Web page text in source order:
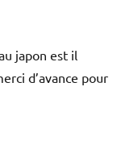
japon est il
d’avance pour